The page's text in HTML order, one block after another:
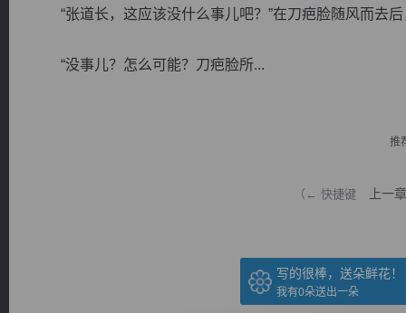
“张道长，这应该没什么事儿吧？”在刀疤脸随风而去
“没事儿？怎么可能？刀疤脸所...
推
（← 快捷键 上一章
写的很棒，送朵鲜花！
我有0朵送出一朵